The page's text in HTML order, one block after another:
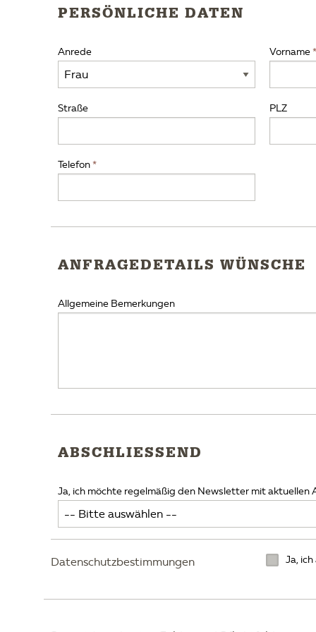
PERSÖNLICHE DATEN
Anrede Vorname
Straße PLZ
Telefon
ANFRAGEDETAILS WÜNSCHE
Allgemeine Bemerkungen
ABSCHLIESSEND
Ja, ich möchte regelmäßig den Newsletter mit aktuellen
Datenschutzbestimmungen Ja,